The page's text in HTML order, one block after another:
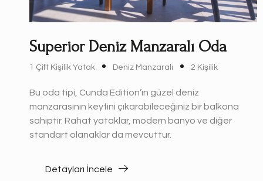
Superior Deniz Manzaralı Oda
1 Çift Kişilik Yatak Deniz Manzaralı 2 Kişilik
Bu oda tipi, Cunda Edition’ın güzel deniz
manzarasının keyfini çıkarabileceğiniz bir balkona
sahiptir. Rahat yataklar, modern banyo ve diğer
standart olanaklar da mevcuttur.
Detayları İncele